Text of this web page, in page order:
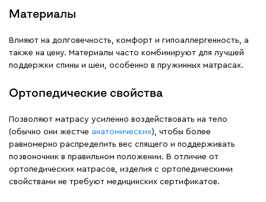
Материалы
Влияют на долговечность, комфорт и гипоаллергенность, а
также на цену. Материалы часто комбинируют для лучшей
поддержки спины и шеи, особенно в пружинных матрасах.
Ортопедические свойства
Позволяют матрасу усиленно воздействовать на тело
(обычно они жестче анатомических), чтобы более
равномерно распределить вес спящего и поддерживать
позвоночник в правильном положении. В отличие от
ортопедических матрасов, изделия с ортопедическими
свойствами не требуют медицинских сертификатов.